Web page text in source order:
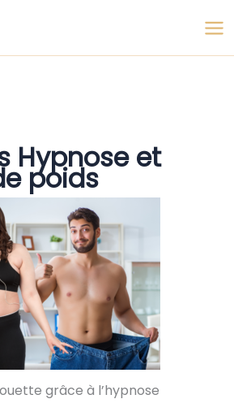
Hypnose et
poids
grâce à l’hypnose